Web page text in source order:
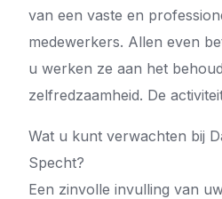
van een vaste en
medewerkers. Allen even
u werken ze aan het
zelfredzaamheid. De
Wat u kunt verwachten bij
Specht?
Een zinvolle invulling van